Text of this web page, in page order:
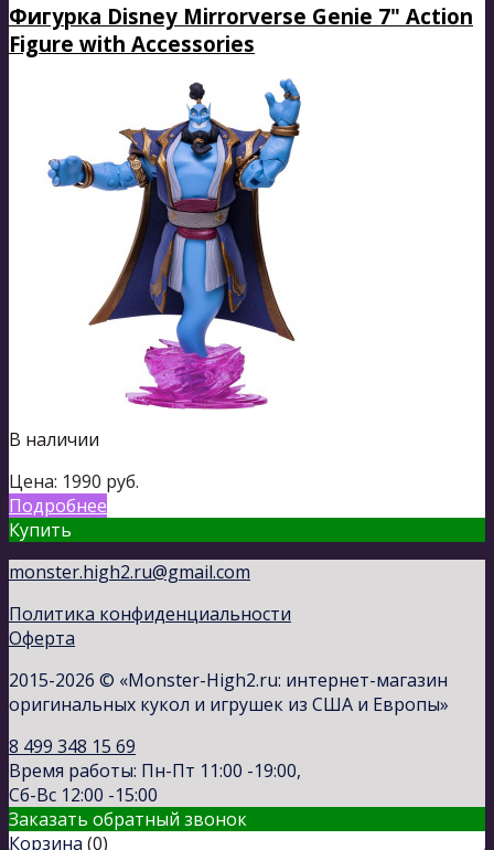
Фигурка Disney Mirrorverse Genie 7" Action
Figure with Accessories
В наличии
Цена: 1990 руб.
Подробнее
Купить
monster.high2.ru@gmail.com
Политика конфиденциальности
Оферта
2015-2026 © «Monster-High2.ru: интернет-магазин
оригинальных кукол и игрушек из США и Европы»
8 499 348 15 69
Время работы: Пн-Пт 11:00 -19:00,
Сб-Вс 12:00 -15:00
Заказать обратный звонок
Корзина (0)